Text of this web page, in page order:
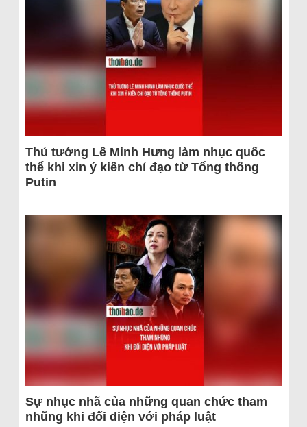
Thủ tướng Lê Minh Hưng làm nhục quốc
thể khi xin ý kiến chỉ đạo từ Tổng thống
Putin
Sự nhục nhã của những quan chức tham
nhũng khi đối diện với pháp luật